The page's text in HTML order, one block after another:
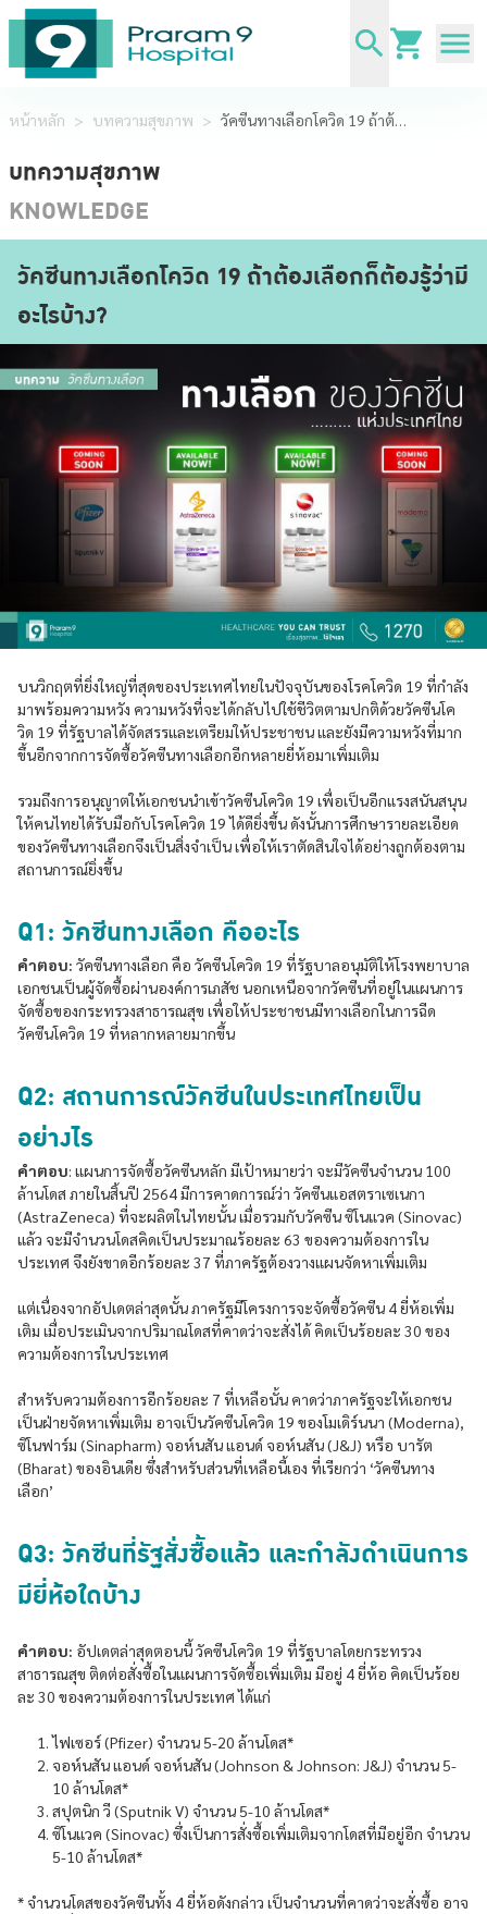
หน้าหลัก > บทความสุขภาพ > วัคซีนทางเลือกโควิด 19 ถ้าต้องเลือกก็ต้องรู้ว่ามีอะไรบ้าง?
บทความสุขภาพ
KNOWLEDGE
วัคซีนทางเลือกโควิด 19 ถ้าต้องเลือกก็ต้องรู้ว่ามี
อะไรบ้าง?
บนวิกฤตที่ยิ่งใหญ่ที่สุดของประเทศไทยในปัจจุบันของโรคโควิด 19 ที่กำลัง
มาพร้อมความหวัง ความหวังที่จะได้กลับไปใช้ชีวิตตามปกติด้วยวัคซีนโค
วิด 19 ที่รัฐบาลได้จัดสรรและเตรียมให้ประชาชน และยังมีความหวังที่มาก
ขึ้นอีกจากการจัดซื้อวัคซีนทางเลือกอีกหลายยี่ห้อมาเพิ่มเติม
รวมถึงการอนุญาตให้เอกชนนำเข้าวัคซีนโควิด 19 เพื่อเป็นอีกแรงสนันสนุน
ให้คนไทยได้รับมือกับโรคโควิด 19 ได้ดียิ่งขึ้น ดังนั้นการศึกษารายละเอียด
ของวัคซีนทางเลือกจึงเป็นสิ่งจำเป็น เพื่อให้เราตัดสินใจได้อย่างถูกต้องตาม
สถานการณ์ยิ่งขึ้น
Q1: วัคซีนทางเลือก คืออะไร
คำตอบ: วัคซีนทางเลือก คือ วัคซีนโควิด 19 ที่รัฐบาลอนุมัติให้โรงพยาบาล
เอกชนเป็นผู้จัดซื้อผ่านองค์การเภสัช นอกเหนือจากวัคซีนที่อยู่ในแผนการ
จัดซื้อของกระทรวงสาธารณสุข เพื่อให้ประชาชนมีทางเลือกในการฉีด
วัคซีนโควิด 19 ที่หลากหลายมากขึ้น
Q2: สถานการณ์วัคซีนในประเทศไทยเป็น
อย่างไร
คำตอบ: แผนการจัดซื้อวัคซีนหลัก มีเป้าหมายว่า จะมีวัคซีนจำนวน 100
ล้านโดส ภายในสิ้นปี 2564 มีการคาดการณ์ว่า วัคซีนแอสตราเซเนกา
(AstraZeneca) ที่จะผลิตในไทยนั้น เมื่อรวมกับวัคซีน ซิโนแวค (Sinovac)
แล้ว จะมีจำนวนโดสคิดเป็นประมาณร้อยละ 63 ของความต้องการใน
ประเทศ จึงยังขาดอีกร้อยละ 37 ที่ภาครัฐต้องวางแผนจัดหาเพิ่มเติม
แต่เนื่องจากอัปเดตล่าสุดนั้น ภาครัฐมีโครงการจะจัดซื้อวัคซีน 4 ยี่ห้อเพิ่ม
เติม เมื่อประเมินจากปริมาณโดสที่คาดว่าจะสั่งได้ คิดเป็นร้อยละ 30 ของ
ความต้องการในประเทศ
สำหรับความต้องการอีกร้อยละ 7 ที่เหลือนั้น คาดว่าภาครัฐจะให้เอกชน
เป็นฝ่ายจัดหาเพิ่มเติม อาจเป็นวัคซีนโควิด 19 ของโมเดิร์นนา (Moderna),
ซิโนฟาร์ม (Sinapharm) จอห์นสัน แอนด์ จอห์นสัน (J&J) หรือ บารัต
(Bharat) ของอินเดีย ซึ่งสำหรับส่วนที่เหลือนี้เอง ที่เรียกว่า ‘วัคซีนทาง
เลือก’
Q3: วัคซีนที่รัฐสั่งซื้อแล้ว และกำลังดำเนินการ
มียี่ห้อใดบ้าง
คำตอบ: อัปเดตล่าสุดตอนนี้ วัคซีนโควิด 19 ที่รัฐบาลโดยกระทรวง
สาธารณสุข ติดต่อสั่งซื้อในแผนการจัดซื้อเพิ่มเติม มีอยู่ 4 ยี่ห้อ คิดเป็นร้อย
ละ 30 ของความต้องการในประเทศ ได้แก่
ไฟเซอร์ (Pfizer) จำนวน 5-20 ล้านโดส*
จอห์นสัน แอนด์ จอห์นสัน (Johnson & Johnson: J&J) จำนวน 5-
10 ล้านโดส*
สปุตนิก วี (Sputnik V) จำนวน 5-10 ล้านโดส*
ซิโนแวค (Sinovac) ซึ่งเป็นการสั่งซื้อเพิ่มเติมจากโดสที่มีอยู่อีก จำนวน
5-10 ล้านโดส*
* จำนวนโดสของวัคซีนทั้ง 4 ยี่ห้อดังกล่าว เป็นจำนวนที่คาดว่าจะสั่งซื้อ อาจ